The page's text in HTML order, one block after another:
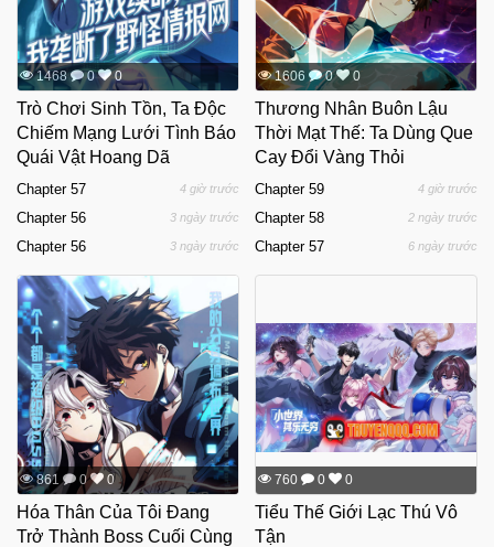
1468 0 0
Trò Chơi Sinh Tồn, Ta Độc
Chiếm Mạng Lưới Tình Báo
Quái Vật Hoang Dã
Chapter 57 4 giờ trước
Chapter 56 3 ngày trước
Chapter 56 3 ngày trước
1606 0 0
Thương Nhân Buôn Lậu
Thời Mạt Thế: Ta Dùng Que
Cay Đổi Vàng Thỏi
Chapter 59 4 giờ trước
Chapter 58 2 ngày trước
Chapter 57 6 ngày trước
861 0 0
Hóa Thân Của Tôi Đang
Trở Thành Boss Cuối Cùng
760 0 0
Tiểu Thế Giới Lạc Thú Vô
Tận